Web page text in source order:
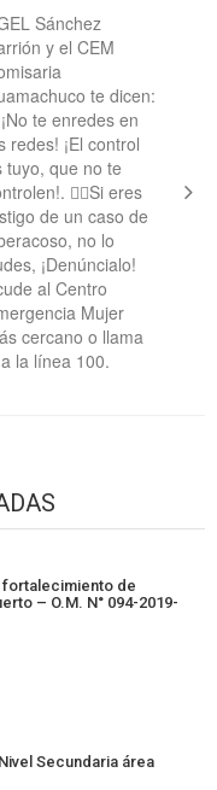
Sánchez
y el CEM
te dicen:
te enredes en
redes! ¡El control
tuyo, que no te
👉🏻Si eres
de un caso de
no lo
¡Denúncialo!
al Centro
Mujer
cercano o llama
la línea 100.
fortalecimiento de
– O.M. N° 094-2019-
Secundaria área